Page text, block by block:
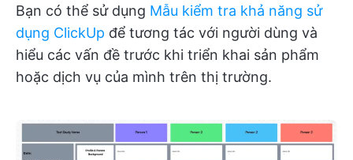
Bạn có thể sử dụng Mẫu kiểm tra khả năng sử
dụng ClickUp để tương tác với người dùng và
hiểu các vấn đề trước khi triển khai sản phẩm
hoặc dịch vụ của mình trên thị trường.